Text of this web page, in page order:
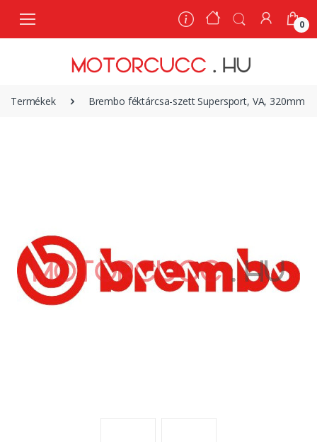
0
Termékek Brembo féktárcsa-szett Supersport, VA, 320mm -
0